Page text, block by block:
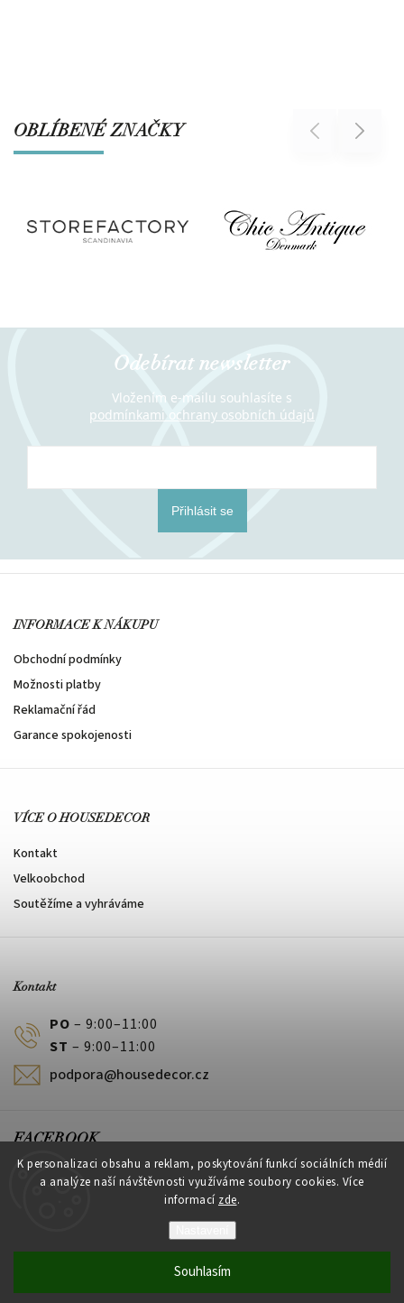
K personalizaci obsahu a reklam, poskytování funkcí sociálních médií
a analýze naší návštěvnosti využíváme soubory cookies. Více
informací zde.
Souhlasím
OBLÍBENÉ ZNAČKY Previous Next
Odebírat newsletter
Vložením e-mailu souhlasíte s
podmínkami ochrany osobních údajů
Přihlásit se
INFORMACE K NÁKUPU
Obchodní podmínky
Možnosti platby
Reklamační řád
Garance spokojenosti
VÍCE O HOUSEDECOR
Kontakt
Velkoobchod
Soutěžíme a vyhráváme
Kontakt
PO – 9:00–11:00
ST – 9:00–11:00
podpora@housedecor.cz
FACEBOOK